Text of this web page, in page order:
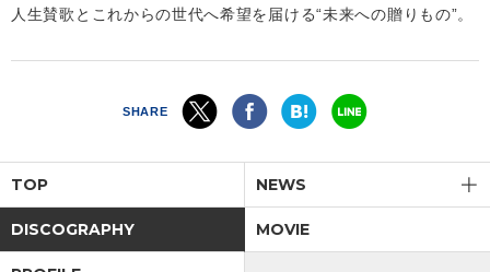
人生賛歌とこれからの世代へ希望を届ける“未来への贈りもの”。
SHARE
TOP NEWS
DISCOGRAPHY MOVIE